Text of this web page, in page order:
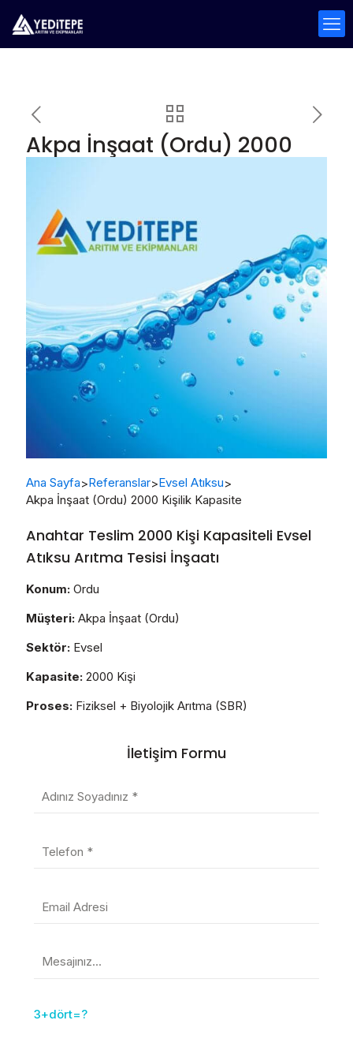
Akpa İnşaat (Ordu) 2000
Kişilik Kapasite
Ana Sayfa>Referanslar>Evsel Atıksu>
Akpa İnşaat (Ordu) 2000 Kişilik Kapasite
Anahtar Teslim 2000 Kişi Kapasiteli Evsel
Atıksu Arıtma Tesisi İnşaatı
Konum: Ordu
Müşteri: Akpa İnşaat (Ordu)
Sektör: Evsel
Kapasite: 2000 Kişi
Proses: Fiziksel + Biyolojik Arıtma (SBR)
İletişim Formu
3+dört=?